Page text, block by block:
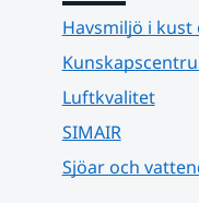
Havsmiljö i kust
Luftkvalitet
SIMAIR
Sjöar och